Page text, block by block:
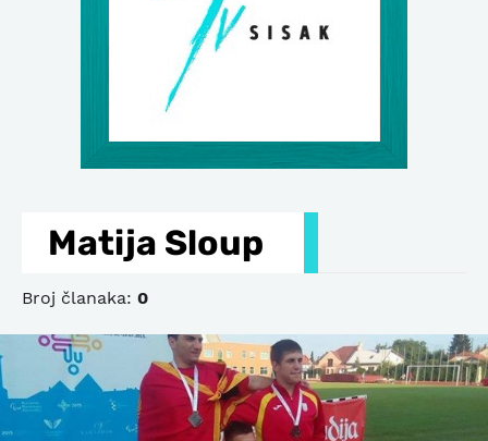
Matija Sloup
Broj članaka: 0